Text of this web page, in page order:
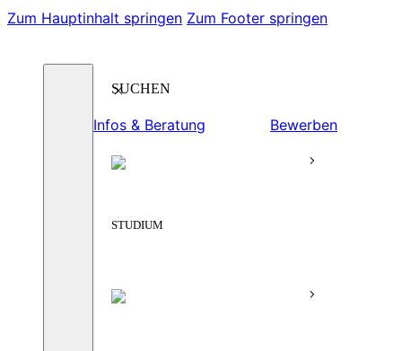
Zum Hauptinhalt springen Zum Footer springen
Suchen
Infos & Beratung
Bewerben
STUDIUM